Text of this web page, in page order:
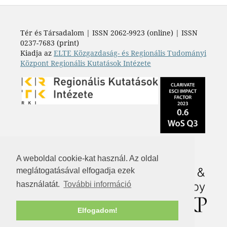
A weboldal cookie-kat használ. Az oldal
meglátogatásával elfogadja ezek
használatát. További információ
Elfogadom!
Tér és Társadalom | ISSN 2062-9923 (online) | ISSN
0237-7683 (print)
Kiadja az ELTE Közgazdaság- és Regionális Tudományi
Központ Regionális Kutatások Intézete